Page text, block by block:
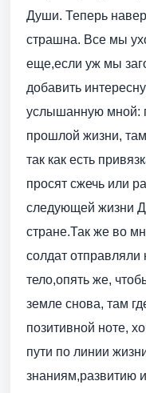
Души. Теперь
страшна. Все мы
еще,если уж мы
добавить
услышанную мной:
прошлой жизни,
так как есть
просят сжечь или
следующей жизни
стране.Так же во
солдат отправляли
тело,опять же,
земле снова, там
позитивной ноте,
пути по линии
знаниям,развитию